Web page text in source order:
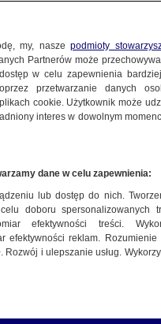
my, naszepodmioty
Partnerów może
w celu zapewnienia
przetwarzanie danych
cookie. Użytkownik może
interes w dowolnym
dane w celu zapewnienia:
lub dostęp do nich.
doboru spersonalizowanych
efektywności treści.
efektywności reklam.
Rozwój i ulepszanie usług.